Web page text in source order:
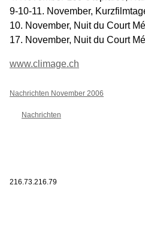
9-10-11. November,
10. November, Nuit du Court
17. November, Nuit du Court
www.climage.ch
Nachrichten November 2006
Nachrichten
216.73.216.79